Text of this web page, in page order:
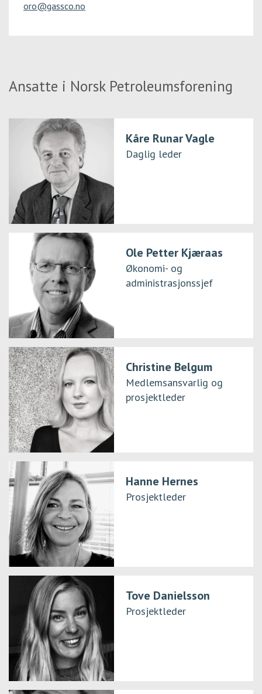
oro@gassco.no
Ansatte i Norsk Petroleumsforening
Kåre Runar Vagle
Daglig leder
Ole Petter Kjæraas
Økonomi- og
administrasjonssjef
Christine Belgum
Medlemsansvarlig og
prosjektleder
Hanne Hernes
Prosjektleder
Tove Danielsson
Prosjektleder